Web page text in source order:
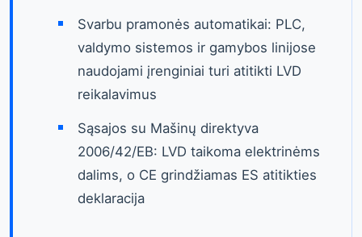
Svarbu pramonės automatikai: PLC,
valdymo sistemos ir gamybos linijose
naudojami įrenginiai turi atitikti LVD
reikalavimus
Sąsajos su Mašinų direktyva
2006/42/EB: LVD taikoma elektrinėms
dalims, o CE grindžiamas ES atitikties
deklaracija